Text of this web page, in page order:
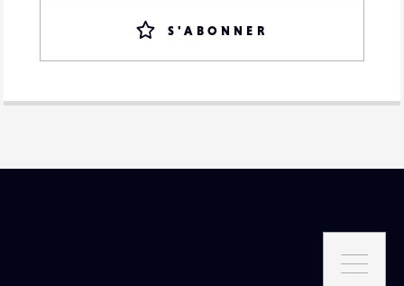
S'ABONNER